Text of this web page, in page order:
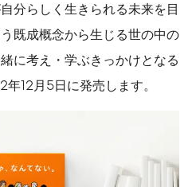
分らしく生きられる未来を目
既成概念から生じる世の中の
に考え・学ぶきっかけとなる
12月5日に発売します。